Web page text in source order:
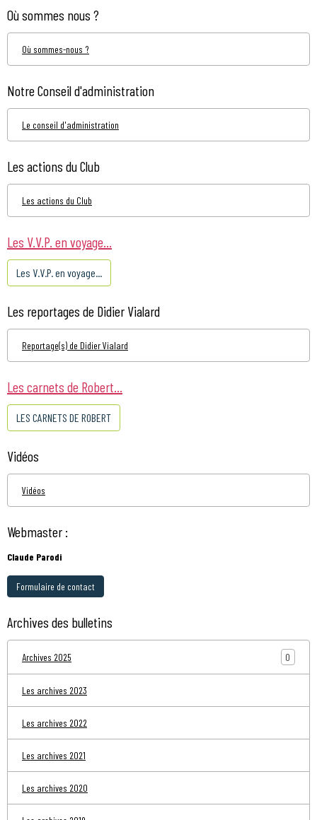
Où sommes nous ?
Où sommes-nous ?
Notre Conseil d'administration
Le conseil d'administration
Les actions du Club
Les actions du Club
Les V.V.P. en voyage...
Les V.V.P. en voyage...
Les reportages de Didier Vialard
Reportage(s) de Didier Vialard
Les carnets de Robert...
LES CARNETS DE ROBERT
Vidéos
Vidéos
Webmaster :
Claude Parodi
Formulaire de contact
Archives des bulletins
Archives 2025 0
Les archives 2023
Les archives 2022
Les archives 2021
Les archives 2020